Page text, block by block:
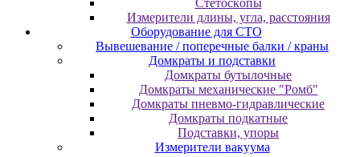
Cтeтocкoпы
Измepитeли длины, углa, paccтoяния
Оборудование для CТО
Вывешевание / поперечные балки / краны
Домкраты и подставки
Домкраты бутылочные
Домкраты механические "Ромб"
Домкраты пневмо-гидравлические
Домкраты подкатные
Подставки, упоры
Измерители вакуума